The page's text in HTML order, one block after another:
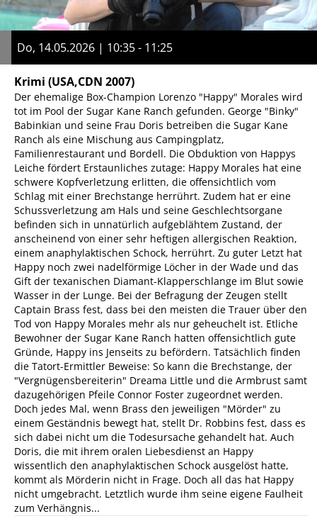
Do, 14.05.2026 | 10:35 - 11:25
Krimi (USA,CDN 2007)
Der ehemalige Box-Champion Lorenzo "Happy" Morales wird
tot im Pool der Sugar Kane Ranch gefunden. George "Binky"
Babinkian und seine Frau Doris betreiben die Sugar Kane
Ranch als eine Mischung aus Campingplatz,
Familienrestaurant und Bordell. Die Obduktion von Happys
Leiche fördert Erstaunliches zutage: Happy Morales hat eine
schwere Kopfverletzung erlitten, die offensichtlich vom
Schlag mit einer Brechstange herrührt. Zudem hat er eine
Schussverletzung am Hals und seine Geschlechtsorgane
befinden sich in unnatürlich aufgeblähtem Zustand, der
anscheinend von einer sehr heftigen allergischen Reaktion,
einem anaphylaktischen Schock, herrührt. Zu guter Letzt hat
Happy noch zwei nadelförmige Löcher in der Wade und das
Gift der texanischen Diamant-Klapperschlange im Blut sowie
Wasser in der Lunge. Bei der Befragung der Zeugen stellt
Captain Brass fest, dass bei den meisten die Trauer über den
Tod von Happy Morales mehr als nur geheuchelt ist. Etliche
Bewohner der Sugar Kane Ranch hatten offensichtlich gute
Gründe, Happy ins Jenseits zu befördern. Tatsächlich finden
die Tatort-Ermittler Beweise: So kann die Brechstange, der
"Vergnügensbereiterin" Dreama Little und die Armbrust samt
dazugehörigen Pfeile Connor Foster zugeordnet werden.
Doch jedes Mal, wenn Brass den jeweiligen "Mörder" zu
einem Geständnis bewegt hat, stellt Dr. Robbins fest, dass es
sich dabei nicht um die Todesursache gehandelt hat. Auch
Doris, die mit ihrem oralen Liebesdienst an Happy
wissentlich den anaphylaktischen Schock ausgelöst hatte,
kommt als Mörderin nicht in Frage. Doch all das hat Happy
nicht umgebracht. Letztlich wurde ihm seine eigene Faulheit
zum Verhängnis...